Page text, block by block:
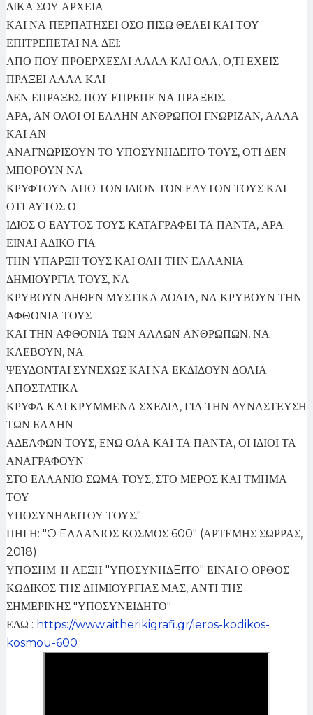
ΔΙΚΑ ΣΟΥ ΑΡΧΕΙΑ
ΚΑΙ ΝΑ ΠΕΡΠΑΤΗΣΕΙ ΟΣΟ ΠΙΣΩ ΘΕΛΕΙ ΚΑΙ ΤΟΥ
ΕΠΙΤΡΕΠΕΤΑΙ ΝΑ ΔΕΙ:
ΑΠΟ ΠΟΥ ΠΡΟΕΡΧΕΣΑΙ ΑΛΛΑ ΚΑΙ ΟΛΑ, Ο,ΤΙ ΕΧΕΙΣ
ΠΡΑΞΕΙ ΑΛΛΑ ΚΑΙ
ΔΕΝ ΕΠΡΑΞΕΣ ΠΟΥ ΕΠΡΕΠΕ ΝΑ ΠΡΑΞΕΙΣ.
ΑΡΑ, ΑΝ ΟΛΟΙ ΟΙ ΕΛΛΗΝ ΑΝΘΡΩΠΟΙ ΓΝΩΡΙΖΑΝ, ΑΛΛΑ
ΚΑΙ ΑΝ
ΑΝΑΓΝΩΡΙΣΟΥΝ ΤΟ ΥΠΟΣΥΝΗΔΕΙΤΟ ΤΟΥΣ, ΟΤΙ ΔΕΝ
ΜΠΟΡΟΥΝ ΝΑ
ΚΡΥΦΤΟΥΝ ΑΠΟ ΤΟΝ ΙΔΙΟΝ ΤΟΝ ΕΑΥΤΟΝ ΤΟΥΣ ΚΑΙ
ΟΤΙ ΑΥΤΟΣ Ο
ΙΔΙΟΣ Ο ΕΑΥΤΟΣ ΤΟΥΣ ΚΑΤΑΓΡΑΦΕΙ ΤΑ ΠΑΝΤΑ, ΑΡΑ
ΕΙΝΑΙ ΑΔΙΚΟ ΓΙΑ
ΤΗΝ ΥΠΑΡΞΗ ΤΟΥΣ ΚΑΙ ΟΛΗ ΤΗΝ ΕΛΛΑΝΙΑ
ΔΗΜΙΟΥΡΓΙΑ ΤΟΥΣ, ΝΑ
ΚΡΥΒΟΥΝ ΔΗΘΕΝ ΜΥΣΤΙΚΑ ΔΟΛΙΑ, ΝΑ ΚΡΥΒΟΥΝ ΤΗΝ
ΑΦΘΟΝΙΑ ΤΟΥΣ
ΚΑΙ ΤΗΝ ΑΦΘΟΝΙΑ ΤΩΝ ΑΛΛΩΝ ΑΝΘΡΩΠΩΝ, ΝΑ
ΚΛΕΒΟΥΝ, ΝΑ
ΨΕΥΔΟΝΤΑΙ ΣΥΝΕΧΩΣ ΚΑΙ ΝΑ ΕΚΔΙΔΟΥΝ ΔΟΛΙΑ
ΑΠΟΣΤΑΤΙΚΑ
ΚΡΥΦΑ ΚΑΙ ΚΡΥΜΜΕΝΑ ΣΧΕΔΙΑ, ΓΙΑ ΤΗΝ ΔΥΝΑΣΤΕΥΣΗ
ΤΩΝ ΕΛΛΗΝ
ΑΔΕΛΦΩΝ ΤΟΥΣ, ΕΝΩ ΟΛΑ ΚΑΙ ΤΑ ΠΑΝΤΑ, ΟΙ ΙΔΙΟΙ ΤΑ
ΑΝΑΓΡΑΦΟΥΝ
ΣΤΟ ΕΛΛΑΝΙΟ ΣΩΜΑ ΤΟΥΣ, ΣΤΟ ΜΕΡΟΣ ΚΑΙ ΤΜΗΜΑ
ΤΟΥ
ΥΠΟΣΥΝΗΔΕΙΤΟΥ ΤΟΥΣ."
ΠΗΓΗ: "O EΛΛΑΝΙΟΣ ΚΟΣΜΟΣ 600" (ΑΡΤΕΜΗΣ ΣΩΡΡΑΣ,
2018)
ΥΠΟΣΗΜ: Η ΛΕΞΗ "ΥΠΟΣΥΝΗΔEΙΤΟ" ΕΙΝΑΙ Ο ΟΡΘΟΣ
ΚΩΔΙΚΟΣ ΤΗΣ ΔΗΜΙΟΥΡΓΙΑΣ ΜΑΣ, ΑΝΤΙ ΤΗΣ
ΣΗΜΕΡΙΝΗΣ "ΥΠΟΣΥΝΕΙΔΗΤΟ"
ΕΔΩ : https://www.aitherikigrafi.gr/ieros-kodikos-
kosmou-600